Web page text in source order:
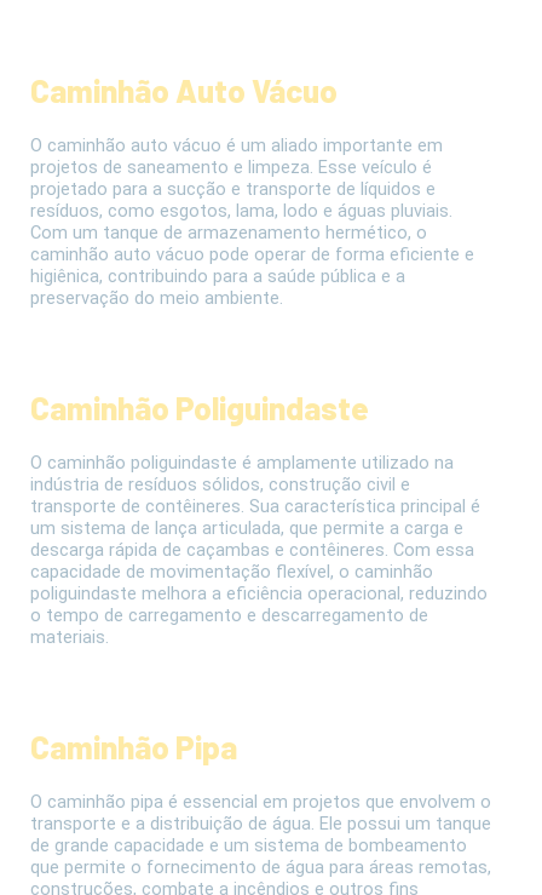
Caminhão Auto Vácuo
O caminhão auto vácuo é um aliado importante em
projetos de saneamento e limpeza. Esse veículo é
projetado para a sucção e transporte de líquidos e
resíduos, como esgotos, lama, lodo e águas pluviais.
Com um tanque de armazenamento hermético, o
caminhão auto vácuo pode operar de forma eficiente e
higiênica, contribuindo para a saúde pública e a
preservação do meio ambiente.
Caminhão Poliguindaste
O caminhão poliguindaste é amplamente utilizado na
indústria de resíduos sólidos, construção civil e
transporte de contêineres. Sua característica principal é
um sistema de lança articulada, que permite a carga e
descarga rápida de caçambas e contêineres. Com essa
capacidade de movimentação flexível, o caminhão
poliguindaste melhora a eficiência operacional, reduzindo
o tempo de carregamento e descarregamento de
materiais.
Caminhão Pipa
O caminhão pipa é essencial em projetos que envolvem o
transporte e a distribuição de água. Ele possui um tanque
de grande capacidade e um sistema de bombeamento
que permite o fornecimento de água para áreas remotas,
construções, combate a incêndios e outros fins